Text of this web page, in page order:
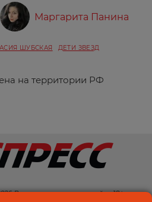
Маргарита Панина
ШУБСКАЯ ДЕТИ ЗВЕЗД
на территории РФ
Возрастная категория сайта: 18+